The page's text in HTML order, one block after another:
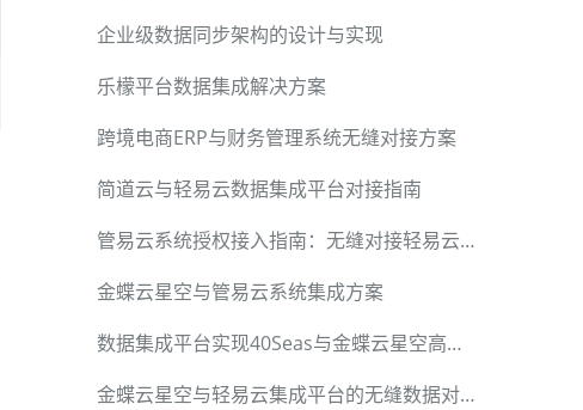
企业级数据同步架构的设计与实现
乐檬平台数据集成解决方案
跨境电商ERP与财务管理系统无缝对接方案
简道云与轻易云数据集成平台对接指南
管易云系统授权接入指南：无缝对接轻易云数据集成平台
金蝶云星空与管易云系统集成方案
数据集成平台实现40Seas与金蝶云星空高效对接
金蝶云星空与轻易云集成平台的无缝数据对接方案